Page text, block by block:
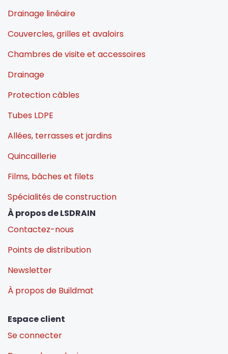
Drainage linéaire
Couvercles, grilles et avaloirs
Chambres de visite et accessoires
Drainage
Protection câbles
Tubes LDPE
Allées, terrasses et jardins
Quincaillerie
Films, bâches et filets
Spécialités de construction
À propos de LSDRAIN
Contactez-nous
Points de distribution
Newsletter
À propos de Buildmat
Espace client
Se connecter